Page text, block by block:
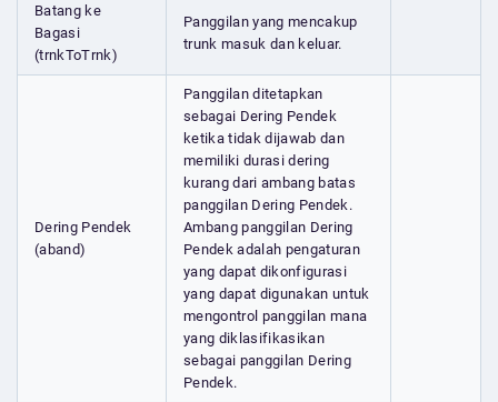
Batang ke
Bagasi
(trnkToTrnk)
Panggilan yang mencakup
trunk masuk dan keluar.
Dering Pendek
(aband)
Panggilan ditetapkan
sebagai Dering Pendek
ketika tidak dijawab dan
memiliki durasi dering
kurang dari ambang batas
panggilan Dering Pendek.
Ambang panggilan Dering
Pendek adalah pengaturan
yang dapat dikonfigurasi
yang dapat digunakan untuk
mengontrol panggilan mana
yang diklasifikasikan
sebagai panggilan Dering
Pendek.